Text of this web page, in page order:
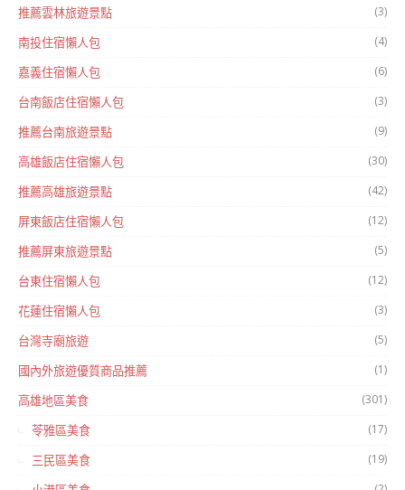
推薦雲林旅遊景點 (3)
南投住宿懶人包 (4)
嘉義住宿懶人包 (6)
台南飯店住宿懶人包 (3)
推薦台南旅遊景點 (9)
高雄飯店住宿懶人包 (30)
推薦高雄旅遊景點 (42)
屏東飯店住宿懶人包 (12)
推薦屏東旅遊景點 (5)
台東住宿懶人包 (12)
花蓮住宿懶人包 (3)
台灣寺廟旅遊 (5)
國內外旅遊優質商品推薦 (1)
高雄地區美食 (301)
苓雅區美食 (17)
三民區美食 (19)